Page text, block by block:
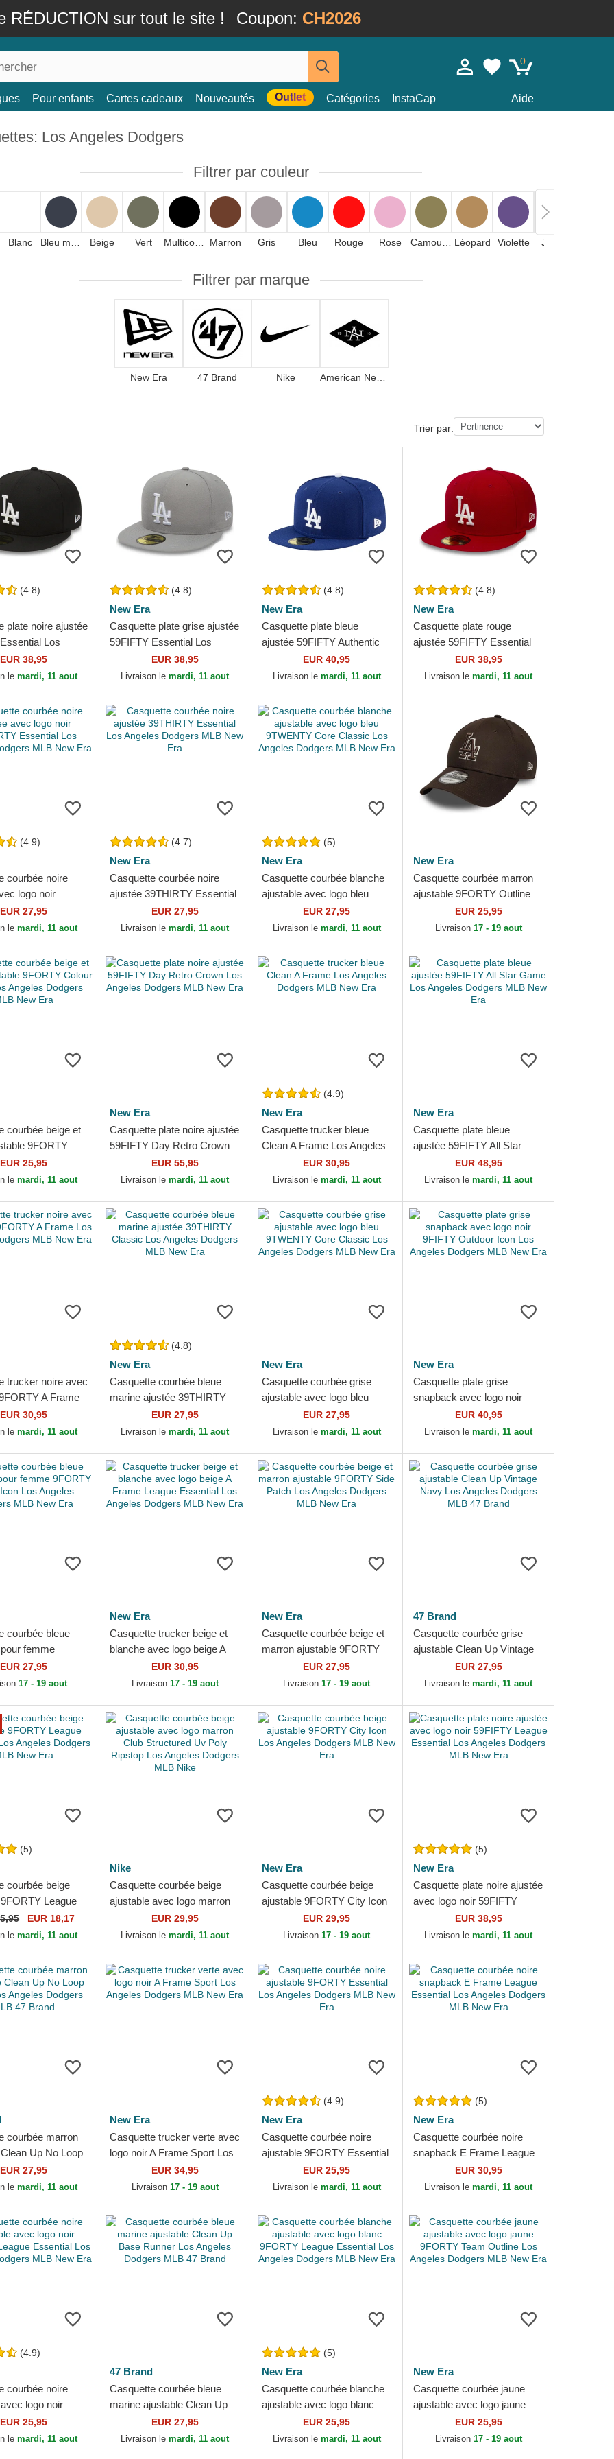
RÉDUCTION sur tout le site ! Coupon: CH2026
0
Pour enfants Cartes cadeaux Nouveautés Outlet Catégories InstaCap Aide
Los Angeles Dodgers
Filtrer par couleur
Blanc Beige Vert Marron Gris Bleu Rouge Rose Léopard Violette Jaune
Filtrer par marque
New Era 47 Brand Nike American Needle
Trier par:
(4.8)
plate noire ajustée
Los
MLB New
EUR 38,95
lemardi, 11 aout
(4.8)
New Era
Casquette plate grise ajustée
59FIFTY Essential Los
Angeles Dodgers MLB New
Era
EUR 38,95
Livraison lemardi, 11 aout
(4.8)
New Era
Casquette plate bleue
ajustée 59FIFTY Authentic
On Field Game Los Angeles
Dodgers MLB New Era
EUR 40,95
Livraison le mardi, 11 aout
(4.8)
New Era
Casquette plate rouge
ajustée 59FIFTY Essential
Los Angeles Dodgers MLB
New Era
EUR 38,95
Livraison lemardi, 11 aout
(4.9)
courbée noire
logo noir
Essential Los
MLB New
EUR 27,95
lemardi, 11 aout
(4.7)
New Era
Casquette courbée noire
ajustée 39THIRTY Essential
Los Angeles Dodgers MLB
New Era
EUR 27,95
Livraison lemardi, 11 aout
(5)
New Era
Casquette courbée blanche
ajustable avec logo bleu
9TWENTY Core Classic Los
Angeles Dodgers MLB...
EUR 27,95
Livraison le mardi, 11 aout
New Era
Casquette courbée marron
ajustable 9FORTY Outline
Los Angeles Dodgers MLB
New Era
EUR 25,95
Livraison 17 - 19 aout
courbée beige et
9FORTY
Los Angeles
MLB New Era
EUR 25,95
lemardi, 11 aout
New Era
Casquette plate noire ajustée
59FIFTY Day Retro Crown
Los Angeles Dodgers MLB
New Era
EUR 55,95
Livraison lemardi, 11 aout
(4.9)
New Era
Casquette trucker bleue
Clean A Frame Los Angeles
Dodgers MLB New Era
EUR 30,95
Livraison le mardi, 11 aout
New Era
Casquette plate bleue
ajustée 59FIFTY All Star
Game Los Angeles Dodgers
MLB New Era
EUR 48,95
Livraison lemardi, 11 aout
trucker noire avec
A Frame
Dodgers MLB
EUR 30,95
lemardi, 11 aout
(4.8)
New Era
Casquette courbée bleue
marine ajustée 39THIRTY
Classic Los Angeles
Dodgers MLB New Era
EUR 27,95
Livraison lemardi, 11 aout
New Era
Casquette courbée grise
ajustable avec logo bleu
9TWENTY Core Classic Los
Angeles Dodgers MLB
EUR 27,95
Livraison le mardi, 11 aout
New Era
Casquette plate grise
snapback avec logo noir
9FIFTY Outdoor Icon Los
Angeles Dodgers MLB New
EUR 40,95
Livraison lemardi, 11 aout
courbée bleue
femme
Icon Los
MLB New
EUR 27,95
17 - 19 aout
New Era
Casquette trucker beige et
blanche avec logo beige A
Frame League Essential Los
Angeles Dodgers...
EUR 30,95
Livraison 17 - 19 aout
New Era
Casquette courbée beige et
marron ajustable 9FORTY
Side Patch Los Angeles
Dodgers MLB New Era
EUR 27,95
Livraison17 - 19 aout
47 Brand
Casquette courbée grise
ajustable Clean Up Vintage
Navy Los Angeles Dodgers
MLB 47 Brand
EUR 27,95
Livraison lemardi, 11 aout
(5)
courbée beige
League
Los Angeles
MLB New Era
EUR 18,17
lemardi, 11 aout
Nike
Casquette courbée beige
ajustable avec logo marron
Club Structured Uv Poly
Ripstop Los Angeles...
EUR 29,95
Livraison lemardi, 11 aout
New Era
Casquette courbée beige
ajustable 9FORTY City Icon
Los Angeles Dodgers MLB
New Era
EUR 29,95
Livraison17 - 19 aout
(5)
New Era
Casquette plate noire ajustée
avec logo noir 59FIFTY
League Essential Los
Angeles Dodgers MLB
EUR 38,95
Livraison lemardi, 11 aout
courbée marron
Up No Loop
Angeles Dodgers
EUR 27,95
lemardi, 11 aout
New Era
Casquette trucker verte avec
logo noir A Frame Sport Los
Angeles Dodgers MLB New
EUR 34,95
Livraison 17 - 19 aout
(4.9)
New Era
Casquette courbée noire
ajustable 9FORTY Essential
Los Angeles Dodgers MLB
New Era
EUR 25,95
Livraison le mardi, 11 aout
(5)
New Era
Casquette courbée noire
snapback E Frame League
Essential Los Angeles
Dodgers MLB New Era
EUR 30,95
Livraison lemardi, 11 aout
(4.9)
courbée noire
logo noir
Essential
Dodgers MLB...
EUR 25,95
lemardi, 11 aout
47 Brand
Casquette courbée bleue
marine ajustable Clean Up
Base Runner Los Angeles
Dodgers MLB 47 Brand
EUR 27,95
Livraison lemardi, 11 aout
(5)
New Era
Casquette courbée blanche
ajustable avec logo blanc
9FORTY League Essential
Los Angeles Dodgers...
EUR 25,95
Livraison le mardi, 11 aout
New Era
Casquette courbée jaune
ajustable avec logo jaune
9FORTY Team Outline Los
Angeles Dodgers MLB
EUR 25,95
Livraison 17 - 19 aout